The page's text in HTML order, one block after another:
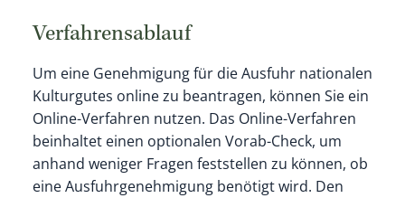
Verfahrensablauf
Um eine Genehmigung für die Ausfuhr nationalen
Kulturgutes online zu beantragen, können Sie ein
Online-Verfahren nutzen. Das Online-Verfahren
beinhaltet einen optionalen Vorab-Check, um
anhand weniger Fragen feststellen zu können, ob
eine Ausfuhrgenehmigung benötigt wird. Den